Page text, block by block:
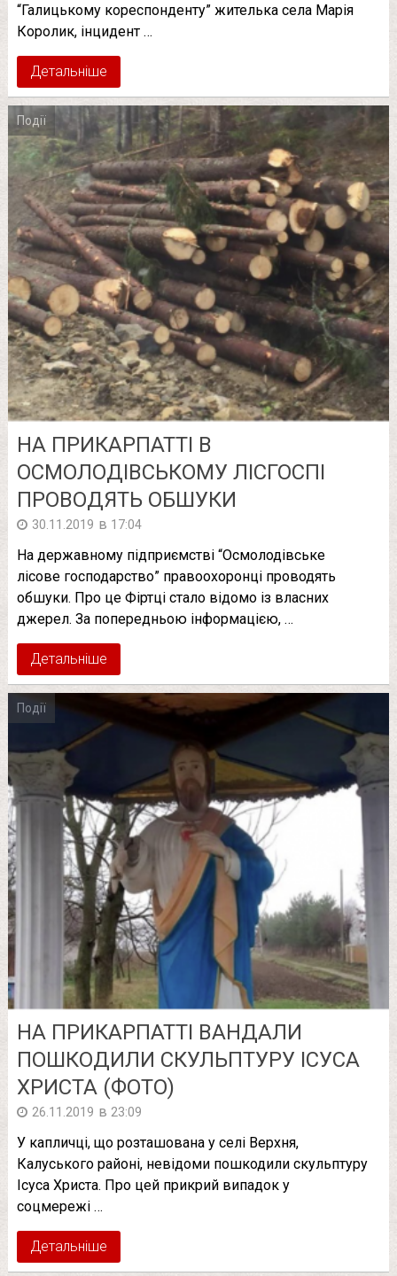
“Галицькому кореспонденту” жителька села Марія
Королик, інцидент …
Детальніше
Події
НА ПРИКАРПАТТІ В
ОСМОЛОДІВСЬКОМУ ЛІСГОСПІ
ПРОВОДЯТЬ ОБШУКИ
30.11.2019 в 17:04
На державному підприємстві “Осмолодівське
лісове господарство” правоохоронці проводять
обшуки. Про це Фіртці стало відомо із власних
джерел. За попередньою інформацією, …
Детальніше
Події
НА ПРИКАРПАТТІ ВАНДАЛИ
ПОШКОДИЛИ СКУЛЬПТУРУ ІСУСА
ХРИСТА (ФОТО)
26.11.2019 в 23:09
У капличці, що розташована у селі Верхня,
Калуського районі, невідоми пошкодили скульптуру
Ісуса Христа. Про цей прикрий випадок у
соцмережі …
Детальніше